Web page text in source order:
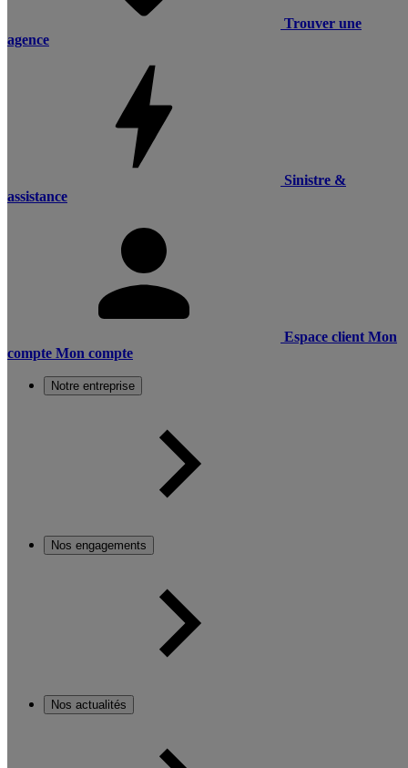
Trouver une
agence
Sinistre &
assistance
Espace client Mon
compte Mon compte
Notre entreprise
Nos engagements
Nos actualités